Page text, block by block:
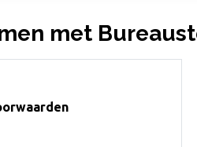
met